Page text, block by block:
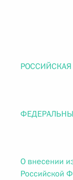
О внесении
Российской